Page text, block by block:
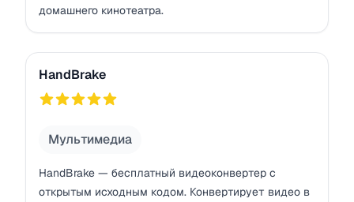
домашнего кинотеатра.
HandBrake
HandBrake
Мультимедиа
HandBrake — бесплатный видеоконвертер с
открытым исходным кодом. Конвертирует видео в